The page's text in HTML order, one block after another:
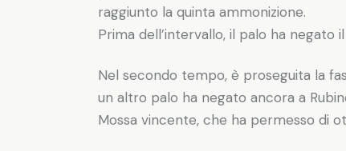
raggiunto la quinta ammonizione.
Prima dell’intervallo, il palo ha negato
Nel secondo tempo, è proseguita la
un altro palo ha negato ancora a
Mossa vincente, che ha permesso di